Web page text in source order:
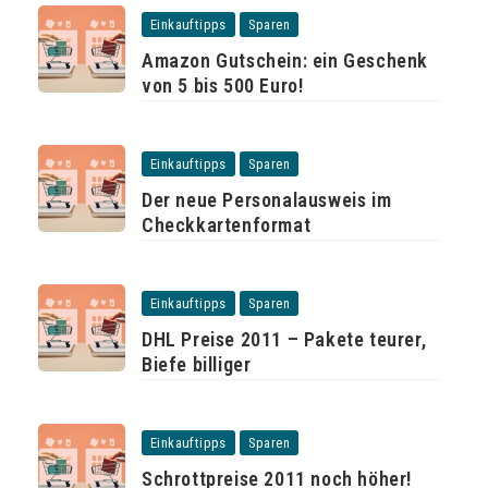
Einkauftipps Sparen
Amazon Gutschein: ein Geschenk
von 5 bis 500 Euro!
Einkauftipps Sparen
Der neue Personalausweis im
Checkkartenformat
Einkauftipps Sparen
DHL Preise 2011 – Pakete teurer,
Biefe billiger
Einkauftipps Sparen
Schrottpreise 2011 noch höher!